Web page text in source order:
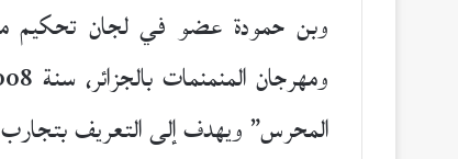
وبن حمودة عضو في لجان تحكيم
المحرس” ويهدف إلى التعريف